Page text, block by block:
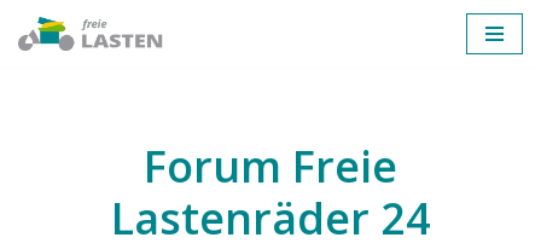
Forum Freie
Lastenräder 24